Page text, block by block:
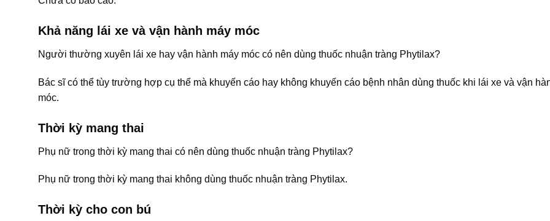
Khả năng lái xe và vận hành máy móc
Người thường xuyên lái xe hay vận hành máy móc có nên dùng thuốc nhuận tràng Phytilax?
Bác sĩ có thể tùy trường hợp cụ thể mà khuyến cáo hay không khuyến cáo bệnh nhân dùng thuốc khi lái xe và vận
móc.
Thời kỳ mang thai
Phụ nữ trong thời kỳ mang thai có nên dùng thuốc nhuận tràng Phytilax?
Phụ nữ trong thời kỳ mang thai không dùng thuốc nhuận tràng Phytilax.
Thời kỳ cho con bú